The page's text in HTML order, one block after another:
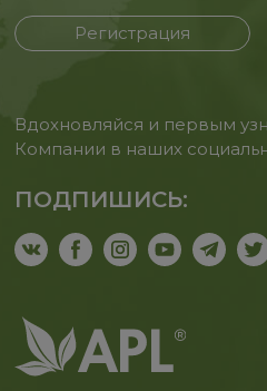
Регистрация
Вдохновляйся и первым
Компании в наших
ПОДПИШИСЬ: